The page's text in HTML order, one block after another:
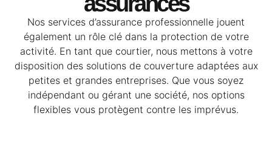
Nos services d’assurance professionnelle jouent
également un rôle clé dans la protection de votre
activité. En tant que courtier, nous mettons à votre
disposition des solutions de couverture adaptées aux
petites et grandes entreprises. Que vous soyez
indépendant ou gérant une société, nos options
flexibles vous protègent contre les imprévus.